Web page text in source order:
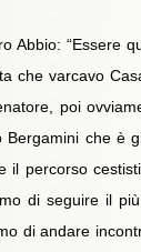
Abbio: “Essere
che varcavo
poi
Bergamini che è
il percorso
di seguire il
di andare